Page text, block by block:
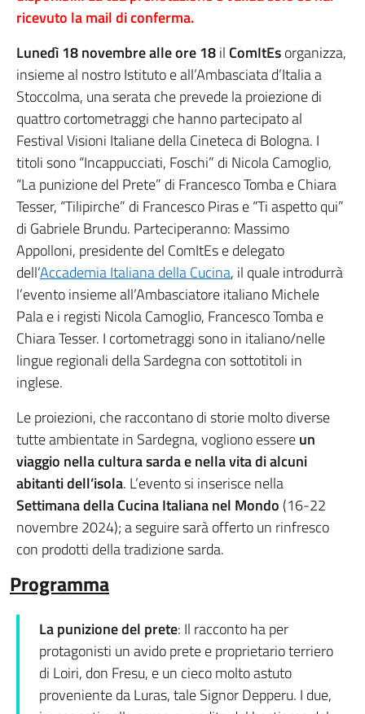
ricevuto la mail di conferma.
Lunedì 18 novembre alle ore 18il ComItEsorganizza,
insieme al nostro Istituto e all’Ambasciata d’Italia a
Stoccolma, una serata che prevede la proiezione di
quattro cortometraggi che hanno partecipato al
Festival Visioni Italiane della Cineteca di Bologna. I
titoli sono “Incappucciati, Foschi” di Nicola Camoglio,
“La punizione del Prete” di Francesco Tomba e Chiara
Tesser, “Tilipirche” di Francesco Piras e “Ti aspetto qui”
di Gabriele Brundu. Parteciperanno: Massimo
Appolloni, presidente del ComItEs e delegato
dell’Accademia Italiana della Cucina, il quale introdurrà
l’evento insieme all’Ambasciatore italiano Michele
Pala e i registi Nicola Camoglio, Francesco Tomba e
Chiara Tesser. I cortometraggi sono in italiano/nelle
lingue regionali della Sardegna con sottotitoli in
inglese.
Le proiezioni, che raccontano di storie molto diverse
tutte ambientate in Sardegna, vogliono essereun
viaggio nella cultura sarda e nella vita di alcuni
abitanti dell’isola. L’evento si inserisce nella
Settimana della Cucina Italiana nel Mondo (16-22
novembre 2024); a seguire sarà offerto un rinfresco
con prodotti della tradizione sarda.
Programma
La punizione del prete: Il racconto ha per
protagonisti un avido prete e proprietario terriero
di Loiri, don Fresu, e un cieco molto astuto
proveniente da Luras, tale Signor Depperu. I due,